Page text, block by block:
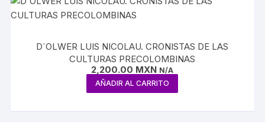
D´OLWER LUIS NICOLAU. CRONISTAS DE LAS
CULTURAS PRECOLOMBINAS
2,200.00 MXN N/A
AÑADIR AL CARRITO